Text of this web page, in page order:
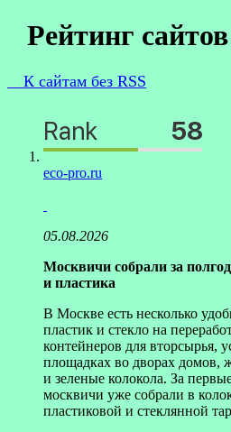
Рейтинг
К сайтам без RSS
eco-pro.ru
05.08.2026
Москвичи собрали за
и пластика
В Москве есть несколько
пластик и стекло на
контейнеров для вторсырья,
площадках во дворах домов,
и зеленые колокола. За
москвичи уже собрали в
пластиковой и стеклянной